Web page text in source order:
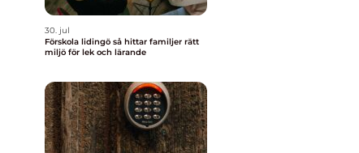
30. jul
Förskola lidingö så hittar familjer rätt
miljö för lek och lärande